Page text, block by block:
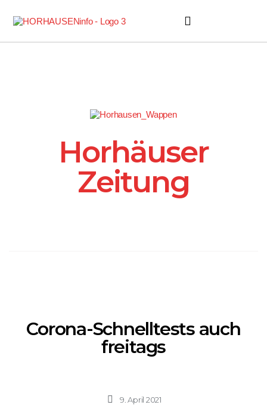
Horhäuser
Zeitung
Corona-Schnelltests auch
freitags
9. April 2021